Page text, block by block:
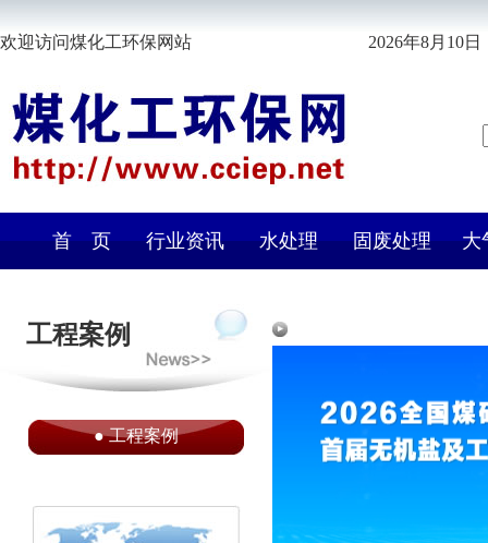
欢迎访问煤化工环保网站 2026年8月10
首 页 行业资讯 水处理 固废处理 大
工程案例
● 工程案例